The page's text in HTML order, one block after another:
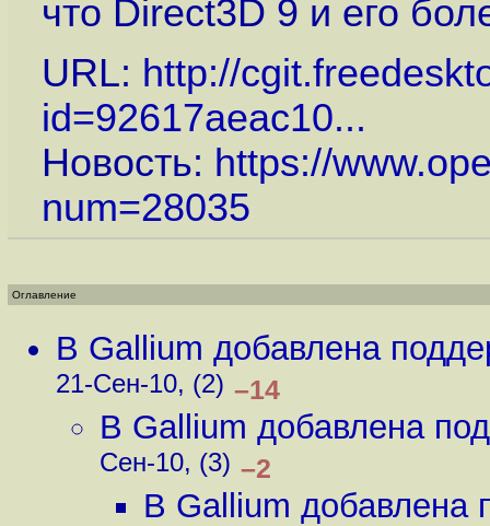
что Direct3D 9 и его
URL: http://
id=92617aeac10...
Новость: https://
num=28035
Оглавление
В Gallium добавлена
21-Сен-10, (2) –14
В Gallium добавлена
Сен-10, (3) –2
В Gallium добавлена